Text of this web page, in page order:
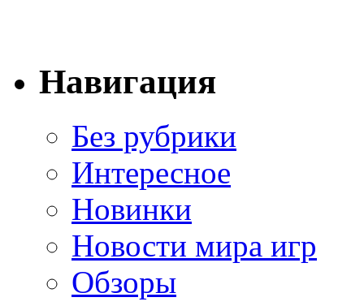
Навигация
Без рубрики
Интересное
Новинки
Новости мира игр
Обзоры